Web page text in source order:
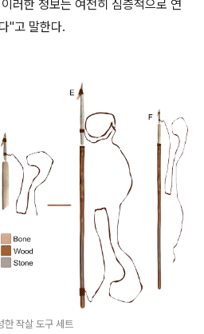
러한 정보는 여전히 심층적으로 연
"고 말한다.
한 작살 도구 세트